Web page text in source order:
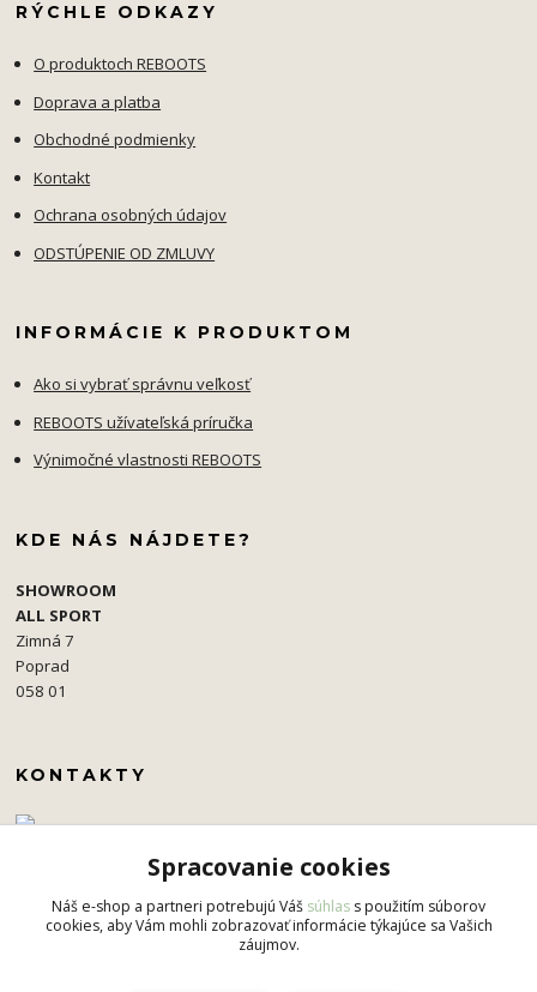
RÝCHLE ODKAZY
O produktoch REBOOTS
Doprava a platba
Obchodné podmienky
Kontakt
Ochrana osobných údajov
ODSTÚPENIE OD ZMLUVY
INFORMÁCIE K PRODUKTOM
Ako si vybrať správnu veľkosť
REBOOTS užívateľská príručka
Výnimočné vlastnosti REBOOTS
KDE NÁS NÁJDETE?
SHOWROOM
ALL SPORT
Zimná 7
Poprad
058 01
KONTAKTY
pavel.simko@gmail.com
Spracovanie cookies
Náš e-shop a partneri potrebujú Váš súhlas s použitím súborov
cookies, aby Vám mohli zobrazovať informácie týkajúce sa Vašich
záujmov.